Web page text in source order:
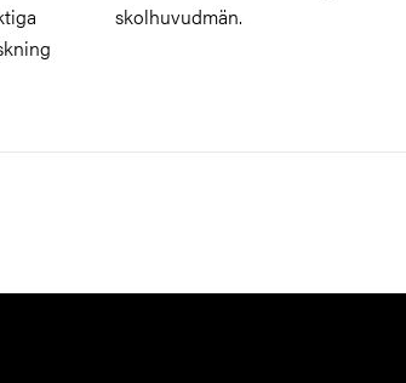
skolhuvudmän.